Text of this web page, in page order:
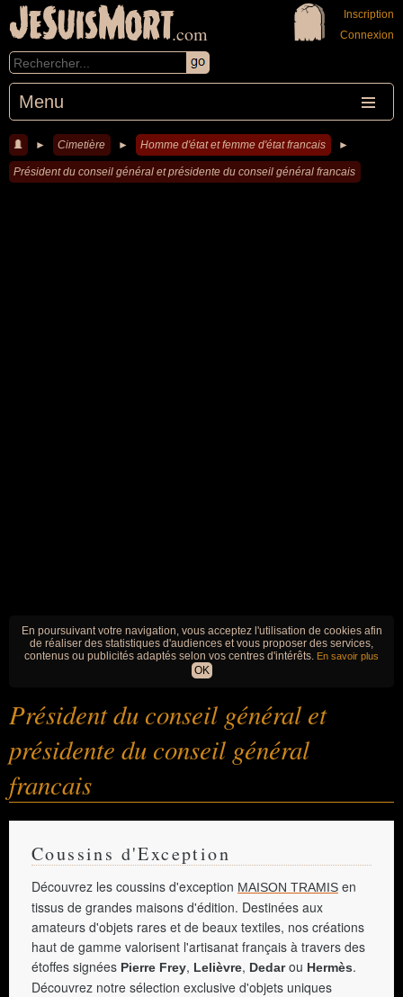
JeSuisMort.com
Menu
Inscription
Connexion
► Cimetière ► Homme d'état et femme d'état francais ►
Président du conseil général et présidente du conseil général francais
En poursuivant votre navigation, vous acceptez l'utilisation de cookies afin
de réaliser des statistiques d'audiences et vous proposer des services,
contenus ou publicités adaptés selon vos centres d'intérêts. En savoir plus
OK
Président du conseil général et
présidente du conseil général
francais
Coussins d'Exception
Découvrez les coussins d'exception MAISON TRAMIS en
tissus de grandes maisons d'édition. Destinées aux
amateurs d'objets rares et de beaux textiles, nos créations
haut de gamme valorisent l'artisanat français à travers des
étoffes signées Pierre Frey, Lelièvre, Dedarou Hermès.
Découvrez notre sélection exclusive d'objets uniques